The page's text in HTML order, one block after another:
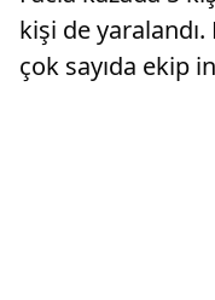
kişi de yaralandı.
çok sayıda ekip